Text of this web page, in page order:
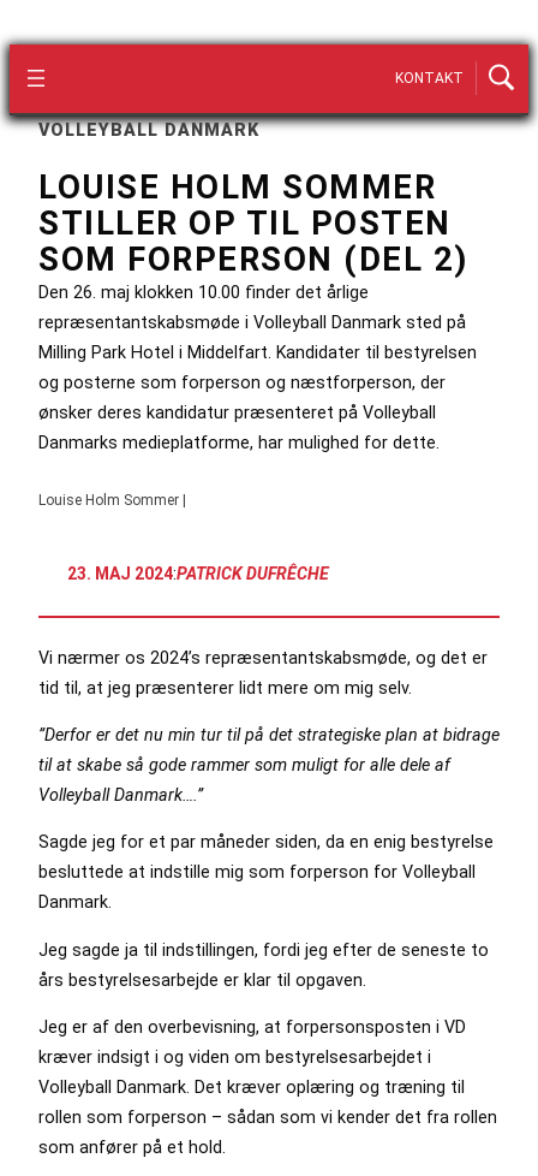
KONTAKT
VOLLEYBALL DANMARK
LOUISE HOLM SOMMER
STILLER OP TIL POSTEN
SOM FORPERSON (DEL 2)
Den 26. maj klokken 10.00 finder det årlige
repræsentantskabsmøde i Volleyball Danmark sted på
Milling Park Hotel i Middelfart. Kandidater til bestyrelsen
og posterne som forperson og næstforperson, der
ønsker deres kandidatur præsenteret på Volleyball
Danmarks medieplatforme, har mulighed for dette.
Louise Holm Sommer |
23. MAJ 2024:PATRICK DUFRÊCHE
Vi nærmer os 2024’s repræsentantskabsmøde, og det er
tid til, at jeg præsenterer lidt mere om mig selv.
”Derfor er det nu min tur til på det strategiske plan at bidrage
til at skabe så gode rammer som muligt for alle dele af
Volleyball Danmark….”
Sagde jeg for et par måneder siden, da en enig bestyrelse
besluttede at indstille mig som forperson for Volleyball
Danmark.
Jeg sagde ja til indstillingen, fordi jeg efter de seneste to
års bestyrelsesarbejde er klar til opgaven.
Jeg er af den overbevisning, at forpersonsposten i VD
kræver indsigt i og viden om bestyrelsesarbejdet i
Volleyball Danmark. Det kræver oplæring og træning til
rollen som forperson – sådan som vi kender det fra rollen
som anfører på et hold.